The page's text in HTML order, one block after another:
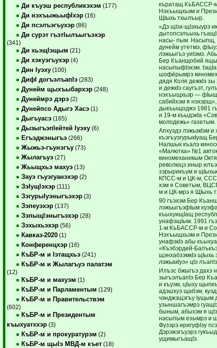
Ди къуэш республикэхэм (177)
Ди нэхъыжьыфIхэр (16)
Ди псэлъэгъухэр (86)
Ди сурэт гъэтIылъыгъэхэр
(341)
Ди хьэщIэщым (21)
Ди хэкуэгъухэр (4)
Дин Iуэху (100)
ДифI догъэлъапIэ (283)
Дунейм щыхъыбархэр (248)
Дунеймрэ дэрэ (2)
Дунейпсо Адыгэ Хасэ (1)
Дыгъуасэ (165)
ДызыгъэпIейтей Iуэху (6)
Егъэджэныгъэ (266)
Жыжьэ-гъунэгъу (73)
Жылагъуэ (27)
Жьыщхьэ махуэ (13)
Зауэ гъуэгуанэхэр (2)
ЗэIущIэхэр (111)
ЗэгурыIуэныгъэхэр (3)
Зэпеуэхэр (137)
ЗэпыщIэныгъэхэр (28)
Зэхыхьэхэр (56)
Кавказ-2020 (1)
Конференцхэр (16)
КъБР-м и Iэтащхьэ (241)
КъБР-м и Жылагъуэ палатэм
(12)
КъБР-м и махуэм (1)
КъБР-м и Парламентым (129)
КъБР-м и Правительствэм
(602)
КъБР-м и Президентым
къыхуатххэр (3)
КъБР-м и прокуратурэм (2)
КъБР-м щыIэ МВД-м къет (18)
къратащ КъБАССР-
Нэхъыщхьэм и
ЩIыхь тхылъыр.
«Дэ щIэх-щIэхыурэ
дытопсэлъыхь
насы- пым. Насыпщ,
дунейм утетмэ,
лэжьыгъэ уиIэмэ.
Бер Къанщобий
насыпыфIэхэм.
шофёрымрэ
дядя Коля дежкIэ
и дежкIэ саугъэт,
нэхъыщхьэр —
сабийхэм я
дыкъыщоджэ 1981
и 19-м къыдэкIа
молодежь» газетым.
Апхуэдэ лэжьэкIэм и
къэгъуэгурыкIуащ
Налшык къалэ
«Малютка» №1
киномеханикым
революцэ иныр
зэрырикъум и
КПСС-м и ЦК-м,
хэм я Советым,
м и ЦК-мрэ я ЩIыхь
90 гъэхэм Бер
лэжьыгъэфIым
къыхуищIащ
унафэщIым. 1991
1-м КъБАССР-м и
Нэхъыщхьэм и
унафэкIэ абы
«Къэбэрдей-
щэнхабзэмкIэ щIыхь
лэжьакIуэ» цIэ
Илъэс бжыгъэ дахэ
зыгъэлъапIэ Бер
и къуэм, цIыху
адэшхуэ щабэм,
чэнджэщэгъу Iущым
узыншагъэмрэ
быным, абыхэм я
насыпым езымрэ и
Фузэрэ иригуфIэу
Дэрэжэгъуэрэ
ущимыгъащIэ.